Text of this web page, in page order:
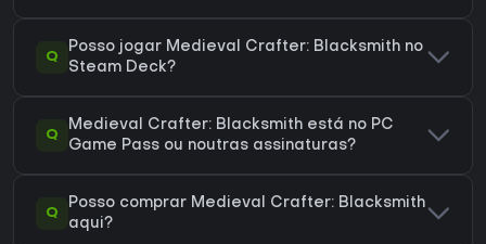
Q
Posso jogar Medieval Crafter: Blacksmith no
Steam Deck?
Q
Medieval Crafter: Blacksmith está no PC
Game Pass ou noutras assinaturas?
Q
Posso comprar Medieval Crafter: Blacksmith
aqui?